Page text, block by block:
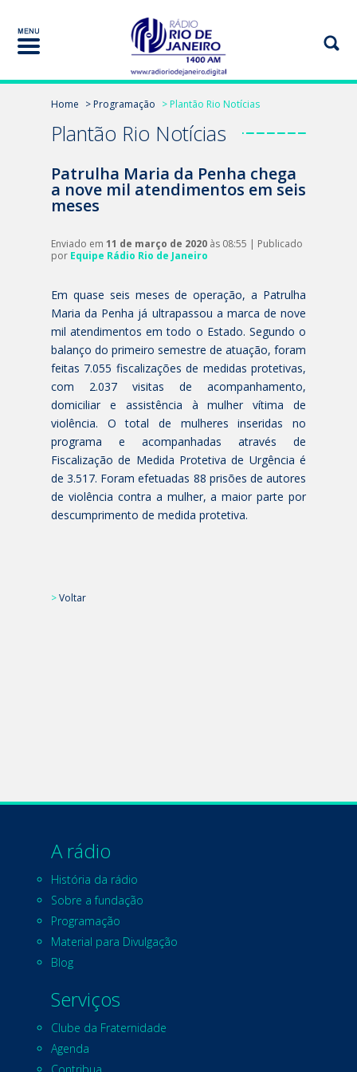
Home > Programação > Plantão Rio Notícias
Plantão Rio Notícias
Patrulha Maria da Penha chega
a nove mil atendimentos em seis
meses
Enviado em 11 de março de 2020 às 08:55 | Publicado
por Equipe Rádio Rio de Janeiro
Em quase seis meses de operação, a Patrulha
Maria da Penha já ultrapassou a marca de nove
mil atendimentos em todo o Estado. Segundo o
balanço do primeiro semestre de atuação, foram
feitas 7.055 fiscalizações de medidas protetivas,
com 2.037 visitas de acompanhamento,
domiciliar e assistência à mulher vítima de
violência. O total de mulheres inseridas no
programa e acompanhadas através de
Fiscalização de Medida Protetiva de Urgência é
de 3.517. Foram efetuadas 88 prisões de autores
de violência contra a mulher, a maior parte por
descumprimento de medida protetiva.
>Voltar
A rádio
História da rádio
Sobre a fundação
Programação
Material para Divulgação
Blog
Serviços
Clube da Fraternidade
Agenda